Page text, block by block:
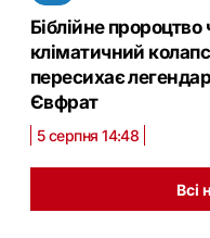
Біблійне пророцтво
кліматичний
пересихає
Євфрат
5 серпня 14:48
Всі